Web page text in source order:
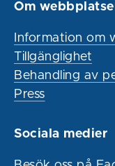
Om
Information om
Tillgänglighet
Behandling av
Press
Sociala medier